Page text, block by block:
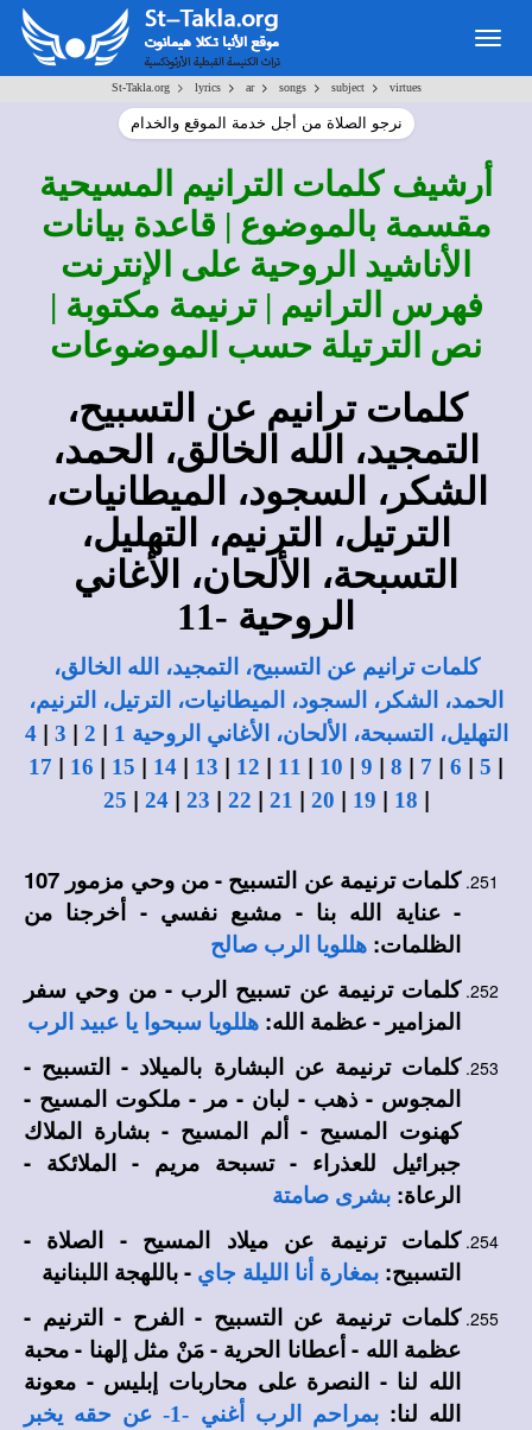
St-Takla.org> lyrics> ar> songs> subject> virtues
نرجو الصلاة من أجل خدمة الموقع والخدام
أرشيف كلمات الترانيم المسيحية
مقسمة بالموضوع | قاعدة بيانات
الأناشيد الروحية على الإنترنت
فهرس الترانيم | ترنيمة مكتوبة |
نص الترتيلة حسب الموضوعات
كلمات ترانيم عن التسبيح،
التمجيد، الله الخالق، الحمد،
الشكر، السجود، الميطانيات،
الترتيل، الترنيم، التهليل،
التسبحة، الألحان، الأغاني
الروحية -11
كلمات ترانيم عن التسبيح، التمجيد، الله الخالق،
الحمد، الشكر، السجود، الميطانيات، الترتيل، الترنيم،
التهليل، التسبحة، الألحان، الأغاني الروحية 1
|
2
|
3
|
4
|
5
|
6
|
7
|
8
|
9
|
10
|
11
|
12
|
13
|
14
|
15
|
16
|
17
|
18
|
19
|
20
|
21
|
22
|
23
|
24
|
25
كلمات ترنيمة عن التسبيح - من وحي مزمور 107
- عناية الله بنا - مشبع نفسي - أخرجنا من
الظلمات: هللويا الرب صالح
كلمات ترنيمة عن تسبيح الرب - من وحي سفر
المزامير - عظمة الله: هللويا سبحوا يا عبيد الرب
كلمات ترنيمة عن البشارة بالميلاد - التسبيح -
المجوس - ذهب - لبان - مر - ملكوت المسيح -
كهنوت المسيح - ألم المسيح - بشارة الملاك
جبرائيل للعذراء - تسبحة مريم - الملائكة -
الرعاة: بشرى صامتة
كلمات ترنيمة عن ميلاد المسيح - الصلاة -
التسبيح: بمغارة أنا الليلة جاي - باللهجة اللبنانية
كلمات ترنيمة عن التسبيح - الفرح - الترنيم -
عظمة الله - أعطانا الحرية - مَنْ مثل إلهنا - محبة
الله لنا - النصرة على محاربات إبليس - معونة
الله لنا:
بمراحم الرب أغني -1- عن حقه يخبر